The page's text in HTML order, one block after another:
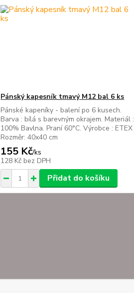
Pánský kapesník tmavý M12 bal 6 ks
Pánské kapeníky - balení po 6 kusech.
Barva : bílá s barevným okrajem. Materiál :
100% Bavlna. Praní 60°C. Výrobce : ETEX
Rozměr: 40x40 cm
155 Kč/ks
128 Kč bez DPH
Přidat do košíku